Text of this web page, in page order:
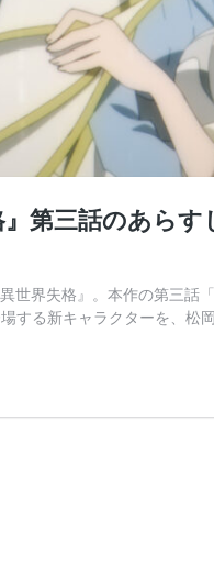
第三話のあら
世界失格』。本作の第三話
する新キャラクターを、